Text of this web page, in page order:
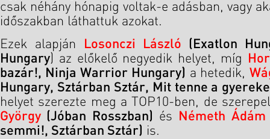
csak néhány hónapig voltak-e adásban, vagy
időszakban láthattuk azokat.
Ezek alapján
Losonczi László (Exatlon
Hungary) az előkelő negyedik helyet, míg
bazár!, Ninja Warrior Hungary) a hetedik,
Hungary, Sztárban Sztár, Mit tenne a
helyet szerezte meg a TOP10-ben, de
György (Jóban Rosszban) és Németh Ádám
semmi!, Sztárban Sztár) is.